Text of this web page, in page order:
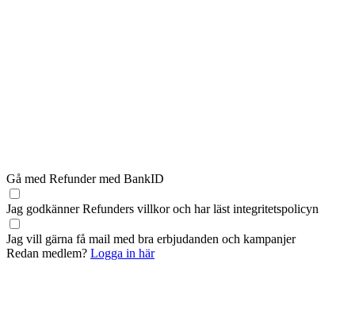
Gå med Refunder med BankID
Jag godkänner Refunders villkoroch har läst integritetspolicyn
Jag vill gärna få mail med bra erbjudanden och kampanjer
Redan medlem? Logga in här